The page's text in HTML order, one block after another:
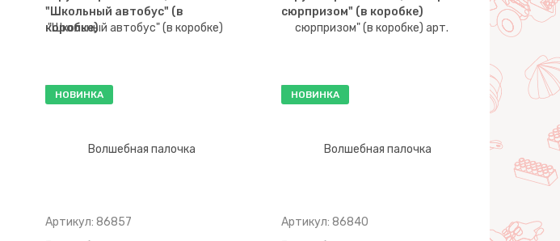
"Школьный автобус" (в
коробке)
сюрпризом" (в коробке)
НОВИНКА
Артикул: 86857
НОВИНКА
Артикул: 86840